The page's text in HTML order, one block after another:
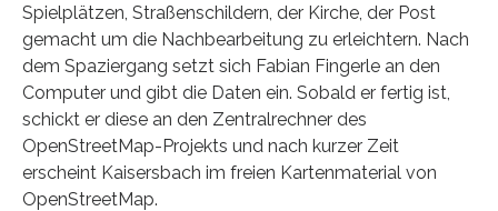
Spielplätzen, Straßenschildern, der Kirche, der Post
gemacht um die Nachbearbeitung zu erleichtern. Nach
dem Spaziergang setzt sich Fabian Fingerle an den
Computer und gibt die Daten ein. Sobald er fertig ist,
schickt er diese an den Zentralrechner des
OpenStreetMap-Projekts und nach kurzer Zeit
erscheint Kaisersbach im freien Kartenmaterial von
OpenStreetMap.